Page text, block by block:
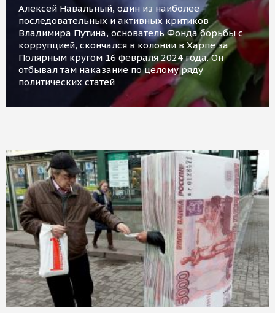
Алексей Навальный, один из наиболее
последовательных и активных критиков
Владимира Путина, основатель Фонда борьбы с
коррупцией, скончался в колонии в Харпе за
Полярным кругом 16 февраля 2024 года. Он
отбывал там наказание по целому ряду
политических статей